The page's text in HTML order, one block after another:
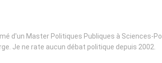
d'un Master Politiques Publiques à Sciences-Po.
Je ne rate aucun débat politique depuis 2002.